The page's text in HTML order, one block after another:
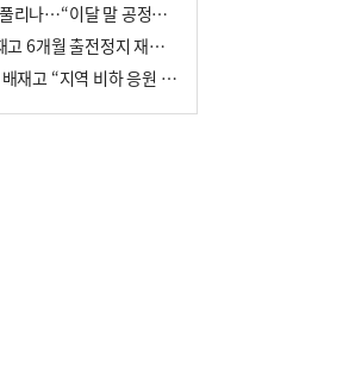
배재고 야구부 징계 풀리나…“이달 말 공정위서 재심의”
‘스벅 구호 파문’ 배재고 6개월 출전정지 재심 신청키로
광주 찾아 고개 숙인 배재고 “지역 비하 응원 잘못”(종합)